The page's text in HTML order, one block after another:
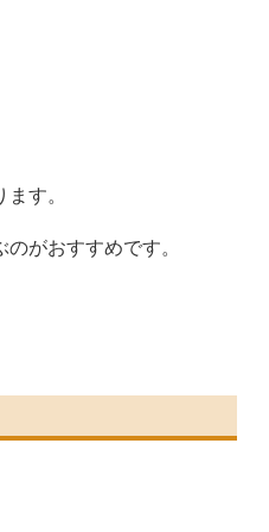
す。
がおすすめです。